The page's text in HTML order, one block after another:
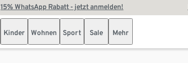
15% WhatsApp Rabatt - jetzt anmelden!
Kinder Wohnen Sport Sale Mehr